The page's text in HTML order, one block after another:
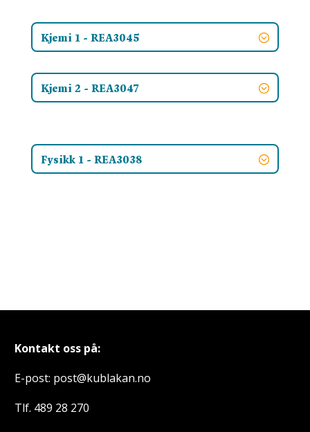
Kjemi 1 - REA3045
Kjemi 2 - REA3047
Fysikk 1 - REA3038
Kontakt oss på:
E-post: post@kublakan.no
Tlf. 489 28 270